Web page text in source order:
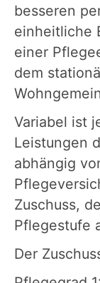
besseren
einheitliche
einer
dem
Variabel ist
Leistungen
abhängig
Zuschuss,
Pflegestufe
Der